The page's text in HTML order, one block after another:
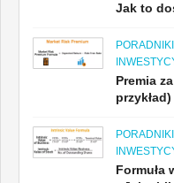
Jak to
Premia
Formuła